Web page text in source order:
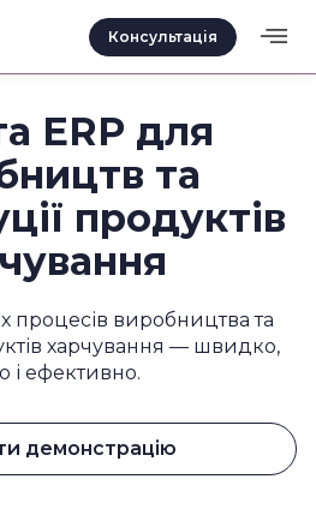
Консультація
ERP для
та
продуктів
процесів виробництва та
харчування — швидко,
і ефективно.
демонстрацію